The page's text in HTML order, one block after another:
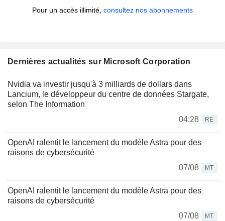
Pour un accès illimité, consultez nos abonnements
Dernières actualités sur Microsoft Corporation
Nvidia va investir jusqu'à 3 milliards de dollars dans
Lancium, le développeur du centre de données Stargate,
selon The Information
04:28
RE
OpenAI ralentit le lancement du modèle Astra pour des
raisons de cybersécurité
07/08
MT
OpenAI ralentit le lancement du modèle Astra pour des
raisons de cybersécurité
07/08
MT